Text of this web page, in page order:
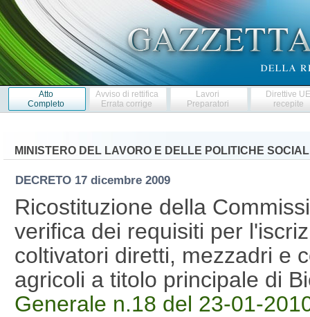
Atto
Completo
Avviso di rettifica
Errata corrige
Lavori
Preparatori
Direttive
recepite
MINISTERO DEL LAVORO E DELLE POLITICHE
DECRETO 17 dicembre 2009
Ricostituzione della
verifica dei requisiti per
coltivatori diretti, mezzadri e
agricoli a titolo principale di
Generale n.18 del 23-01-